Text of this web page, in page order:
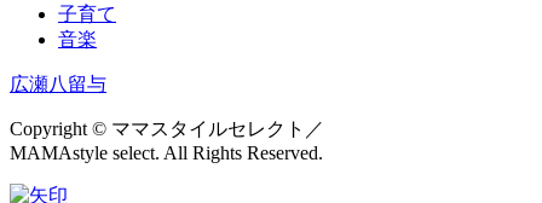
子育て
音楽
広瀬八留与
Copyright © ママスタイルセレクト／
MAMAstyle select. All Rights Reserved.